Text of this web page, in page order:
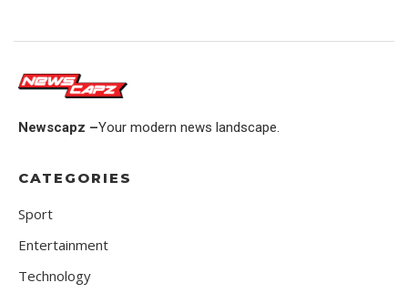
Newscapz –Your modern news landscape.
CATEGORIES
Sport
Entertainment
Technology